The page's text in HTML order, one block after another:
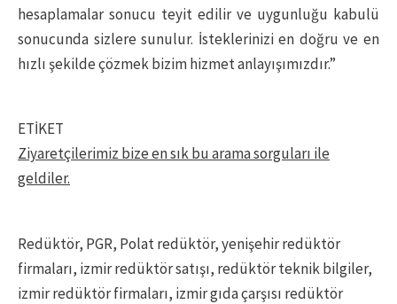
hesaplamalar sonucu teyit edilir ve uygunluğu kabulü
sonucunda sizlere sunulur. İsteklerinizi en doğru ve en
hızlı şekilde çözmek bizim hizmet anlayışımızdır.”
ETİKET
Ziyaretçilerimiz bize en sık bu arama sorguları ile
geldiler.
Redüktör, PGR, Polat redüktör, yenişehir redüktör
firmaları, izmir redüktör satışı, redüktör teknik bilgiler,
izmir redüktör firmaları, izmir gıda çarşısı redüktör